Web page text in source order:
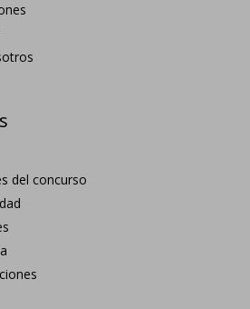
del concurso